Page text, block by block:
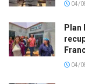
04/
Plan
04/